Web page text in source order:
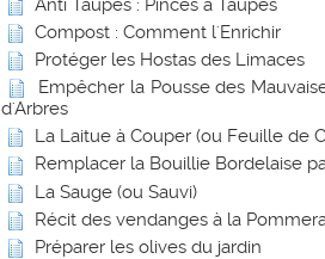
Anti Taupes : Pinces à Taupes
Compost : Comment l'Enrichir
Protéger les Hostas des Limaces
Empêcher la Pousse des
d'Arbres
La Laitue à Couper (ou Feuille de
Remplacer la Bouillie Bordelaise
La Sauge (ou Sauvi)
Récit des vendanges à la
Préparer les olives du jardin